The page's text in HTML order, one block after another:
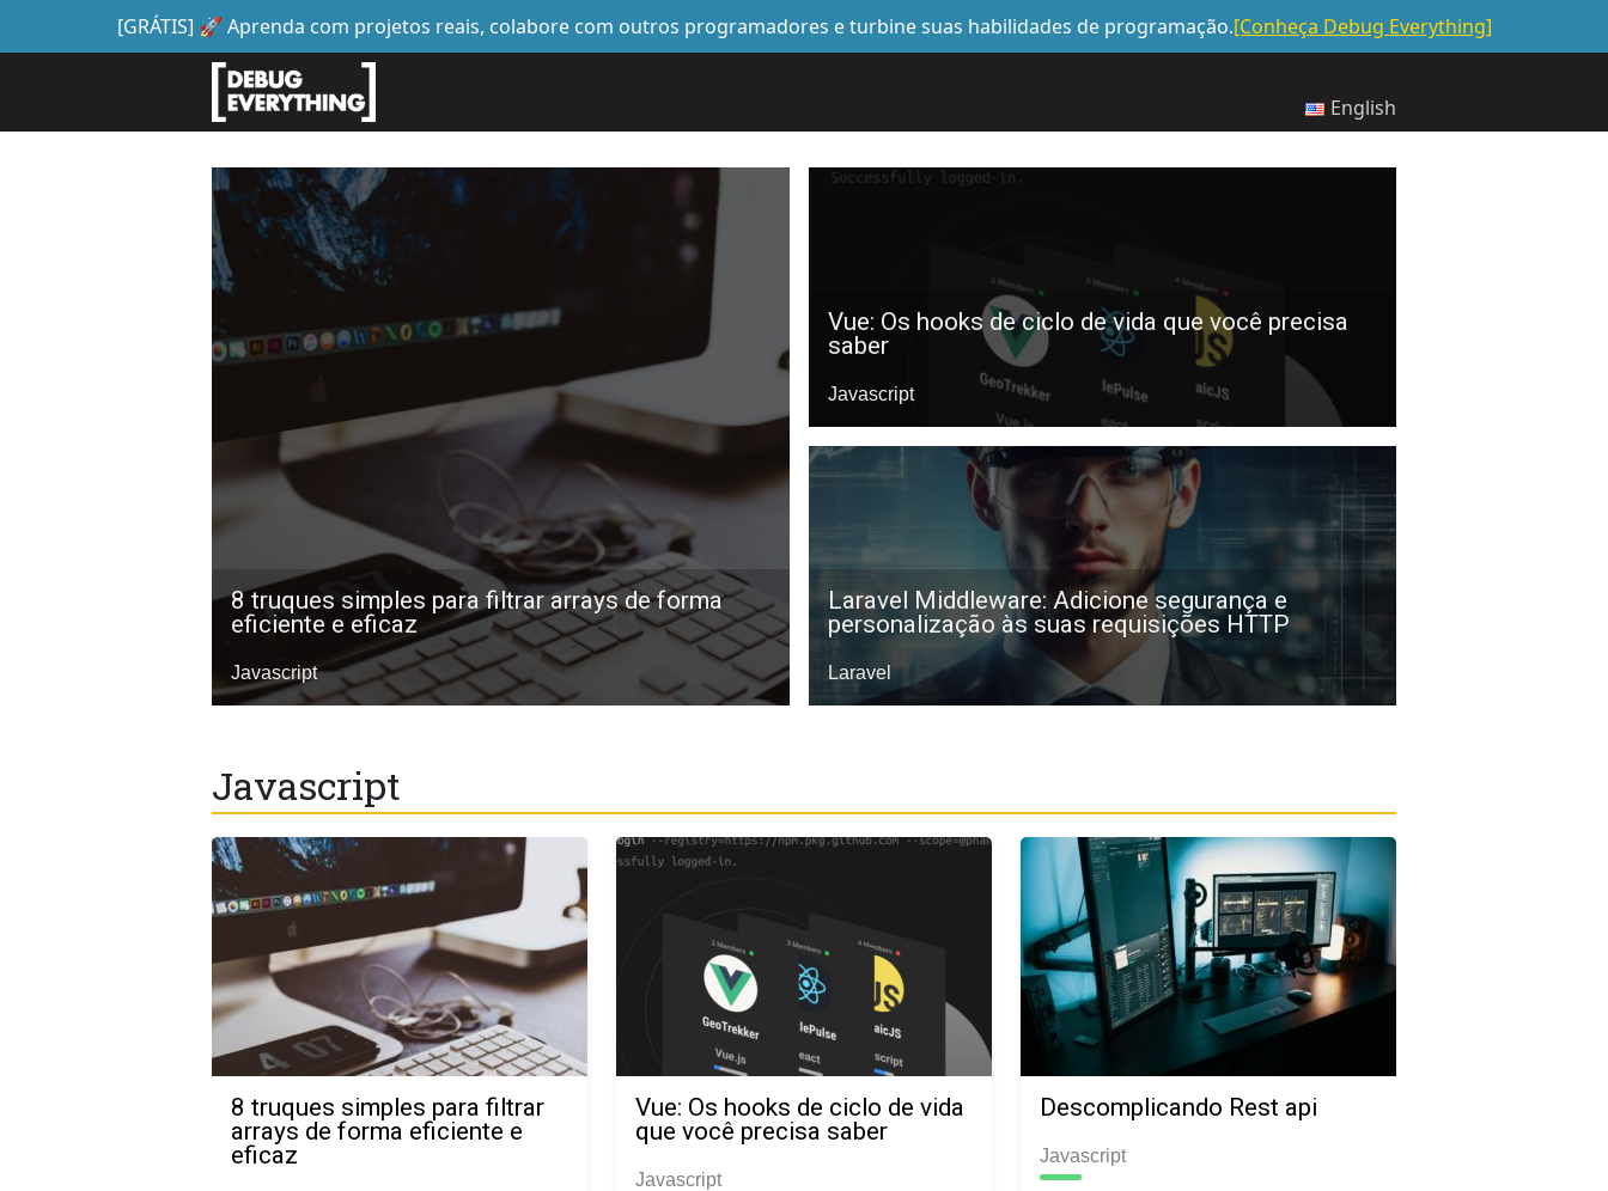
[GRÁTIS] 🚀 Aprenda com projetos reais, colabore com outros programadores e turbine suas habilidades de programação.[Conheça Debug Everything]
English
8 truques simples para filtrar arrays de forma
eficiente e eficaz
Javascript
Vue: Os hooks de ciclo de vida que você precisa
saber
Javascript
Laravel Middleware: Adicione segurança e
personalização às suas requisições HTTP
Laravel
Javascript
8 truques simples para filtrar
arrays de forma eficiente e
eficaz
Vue: Os hooks de ciclo de vida
que você precisa saber
Javascript
Descomplicando Rest api
Javascript